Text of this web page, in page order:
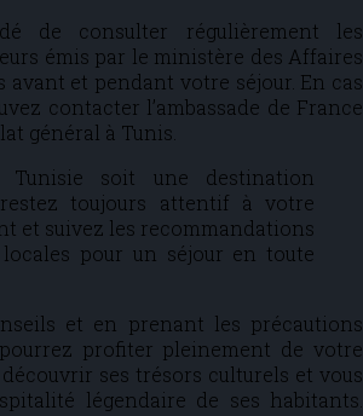
de consulter régulièrement les
émis par le ministère des Affaires
avant et pendant votre séjour. En cas
contacter l’ambassade de France
général à Tunis.
soit une destination
toujours attentif à votre
et suivez les recommandations
pour un séjour en toute
et en prenant les précautions
profiter pleinement de votre
ses trésors culturels et vous
légendaire de ses habitants.